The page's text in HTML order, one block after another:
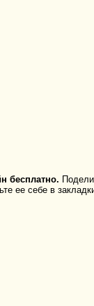
бесплатно.
ее себе в